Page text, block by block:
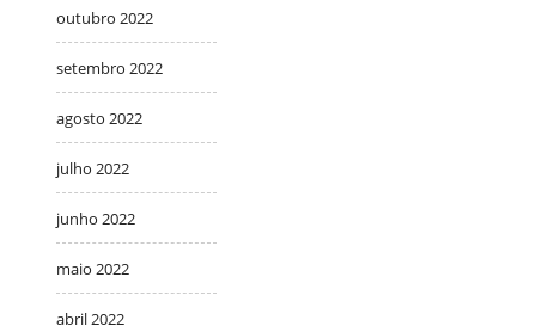
outubro 2022
setembro 2022
agosto 2022
julho 2022
junho 2022
maio 2022
abril 2022